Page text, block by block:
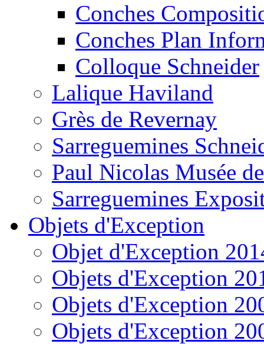
Conches
Conches Plan
Colloque Schneider
Lalique Haviland
Grès de Revernay
Sarreguemines
Paul Nicolas Musée
Sarreguemines
Objets d'Exception
Objet d'Exception
Objets d'Exception
Objets d'Exception
Objets d'Exception